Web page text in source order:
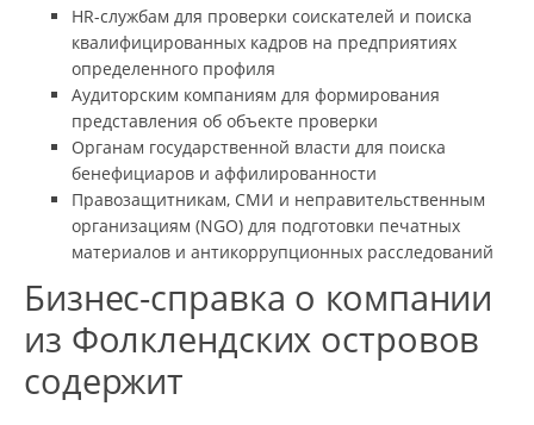
HR-службам для проверки соискателей и поиска
квалифицированных кадров на предприятиях
определенного профиля
Аудиторским компаниям для формирования
представления об объекте проверки
Органам государственной власти для поиска
бенефициаров и аффилированности
Правозащитникам, СМИ и неправительственным
организациям (NGO) для подготовки печатных
материалов и антикоррупционных расследований
Бизнес-справка о компании
из Фолклендских островов
содержит